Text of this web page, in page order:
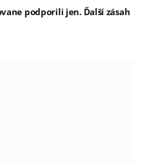
podporili jen. Ďalší zásah